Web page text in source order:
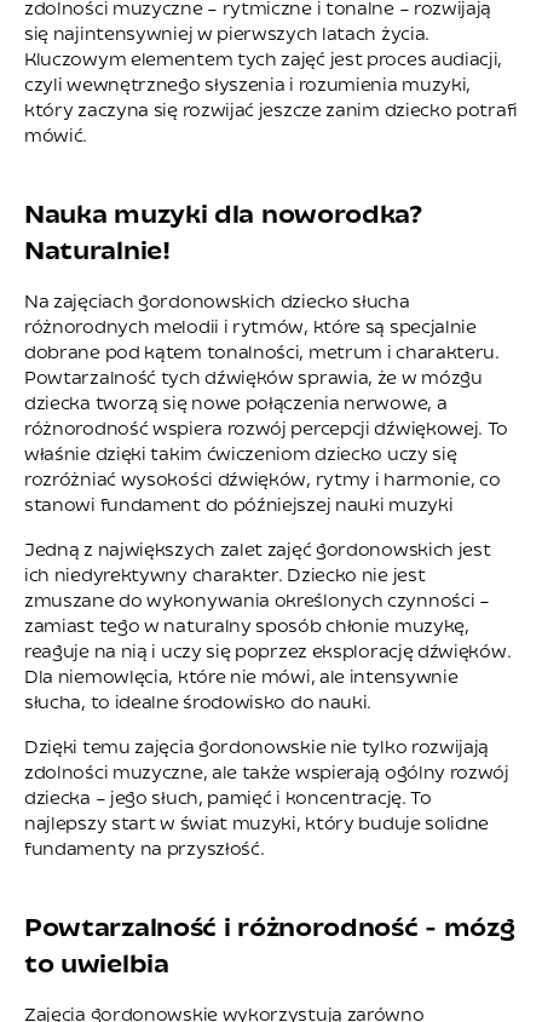
zdolności muzyczne – rytmiczne i tonalne – rozwijają
się najintensywniej w pierwszych latach życia.
Kluczowym elementem tych zajęć jest proces audiacji,
czyli wewnętrznego słyszenia i rozumienia muzyki,
który zaczyna się rozwijać jeszcze zanim dziecko potrafi
mówić.
Nauka muzyki dla noworodka?
Naturalnie!
Na zajęciach gordonowskich dziecko słucha
różnorodnych melodii i rytmów, które są specjalnie
dobrane pod kątem tonalności, metrum i charakteru.
Powtarzalność tych dźwięków sprawia, że w mózgu
dziecka tworzą się nowe połączenia nerwowe, a
różnorodność wspiera rozwój percepcji dźwiękowej. To
właśnie dzięki takim ćwiczeniom dziecko uczy się
rozróżniać wysokości dźwięków, rytmy i harmonie, co
stanowi fundament do późniejszej nauki muzyki
Jedną z największych zalet zajęć gordonowskich jest
ich niedyrektywny charakter. Dziecko nie jest
zmuszane do wykonywania określonych czynności –
zamiast tego w naturalny sposób chłonie muzykę,
reaguje na nią i uczy się poprzez eksplorację dźwięków.
Dla niemowlęcia, które nie mówi, ale intensywnie
słucha, to idealne środowisko do nauki.
Dzięki temu zajęcia gordonowskie nie tylko rozwijają
zdolności muzyczne, ale także wspierają ogólny rozwój
dziecka – jego słuch, pamięć i koncentrację. To
najlepszy start w świat muzyki, który buduje solidne
fundamenty na przyszłość.
Powtarzalność i różnorodność - mózg
to uwielbia
Zajęcia gordonowskie wykorzystują zarówno